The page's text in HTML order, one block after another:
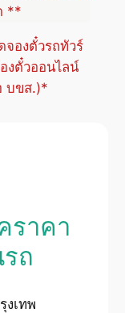
**
จองตั๋วรถทัวร์
งตั๋วออนไลน์
บขส.)*
ราคา
ถ
งเทพ